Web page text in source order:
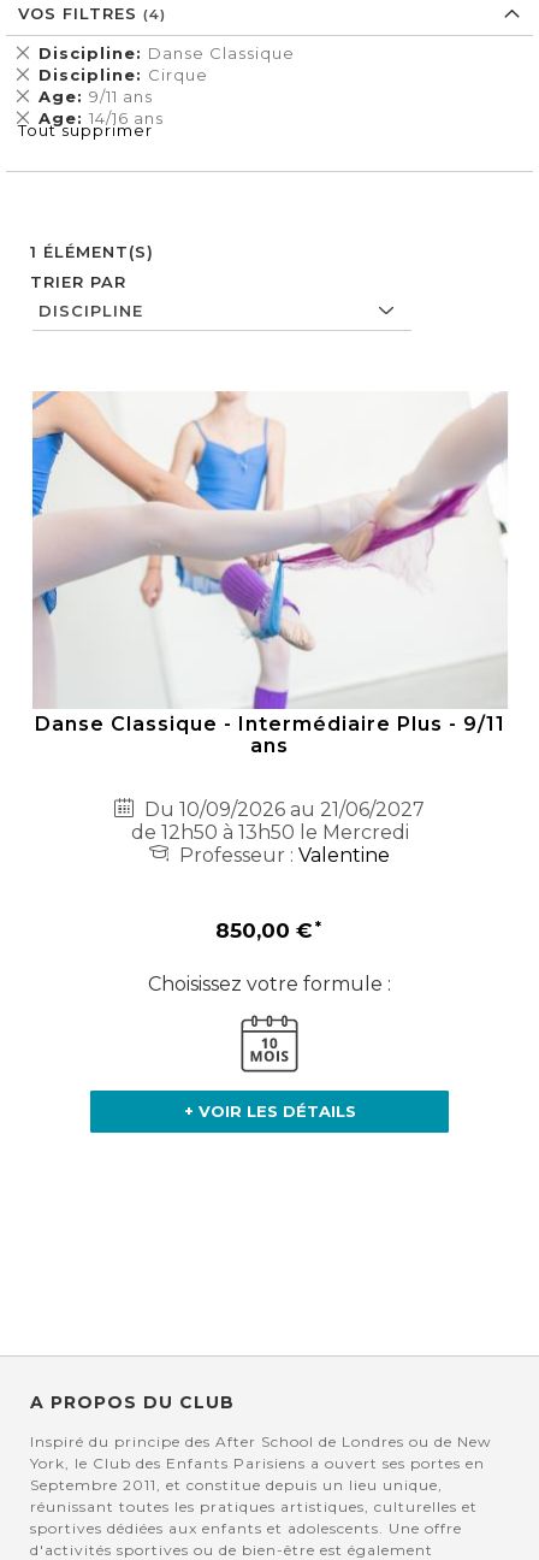
1 ÉLÉMENT(S)
TRIER PAR
Danse Classique - Intermédiaire Plus - 9/11
ans
Du 10/09/2026 au 21/06/2027
de 12h50 à 13h50 le Mercredi
Professeur : Valentine
850,00 €
Choisissez votre formule :
+ VOIR LES DÉTAILS
VOS FILTRES
Discipline Danse Classique
Supprimer
cet
Élément
Discipline Cirque
Supprimer
cet
Élément
Age 9/11 ans
Supprimer
cet
Élément
Age 14/16 ans
Supprimer
cet
Tout supprimer
A PROPOS DU CLUB
Inspiré du principe des After School de Londres ou de New
York, le Club des Enfants Parisiens a ouvert ses portes en
Septembre 2011, et constitue depuis un lieu unique,
réunissant toutes les pratiques artistiques, culturelles et
sportives dédiées aux enfants et adolescents. Une offre
d'activités sportives ou de bien-être est également